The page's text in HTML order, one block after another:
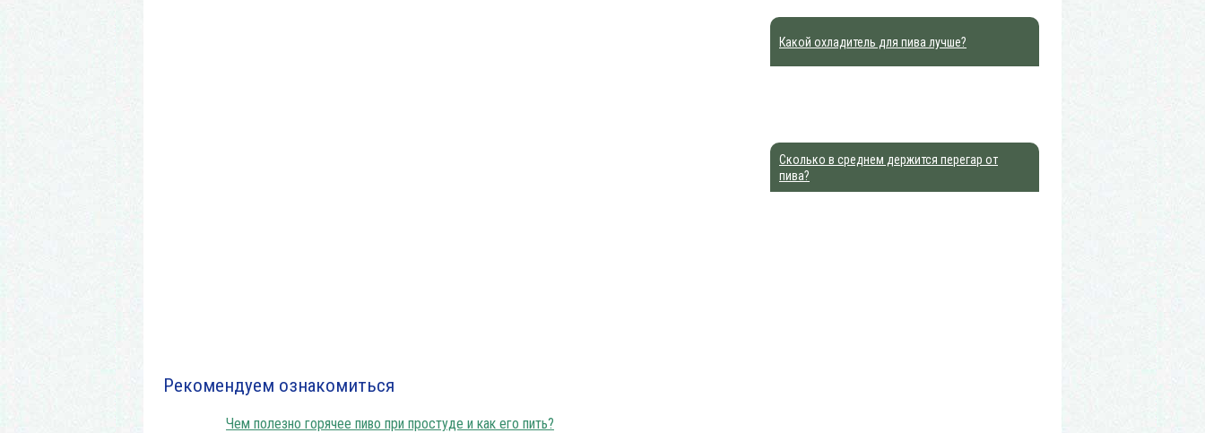
Рекомендуем ознакомиться
Чем полезно горячее пиво при простуде и как его пить?
Какой охладитель для пива лучше?
Сколько в среднем держится перегар от
пива?